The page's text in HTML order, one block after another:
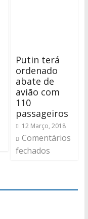
Putin terá
ordenado
abate de
avião com
110
passageiros
12 Março, 2018
Comentários
fechados